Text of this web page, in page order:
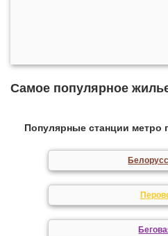
Самое популярное
Популярные станции метро